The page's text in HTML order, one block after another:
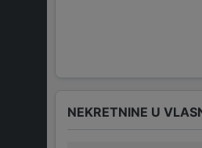
NEKRETNINE U